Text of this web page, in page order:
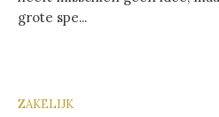
grote spe...
ZAKELIJK